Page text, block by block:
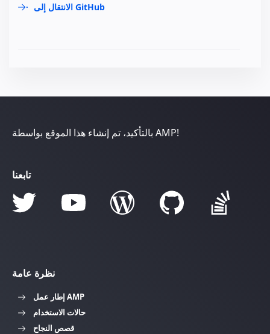
الانتقال إلى GitHub
بالتأكيد، تم إنشاء هذا الموقع بواسطة AMP!
تابعنا
نظرة عامة
إطار عمل AMP
حالات الاستخدام
قصص النجاح